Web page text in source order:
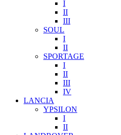
I
II
III
SOUL
I
II
SPORTAGE
I
II
III
IV
LANCIA
YPSILON
I
II